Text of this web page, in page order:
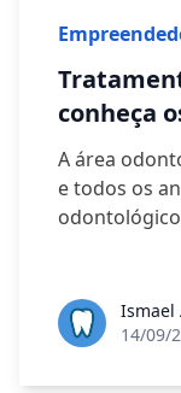
conheça
A área
e todos os
Ismael
14/09/